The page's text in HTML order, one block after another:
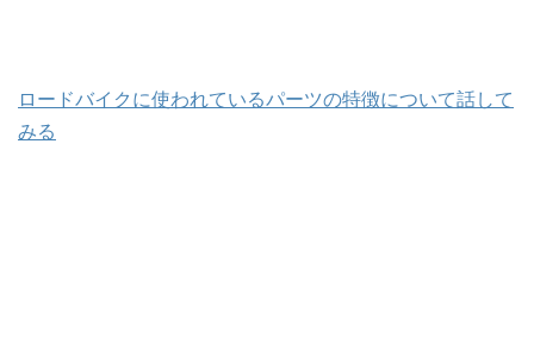
ロードバイクに使われているパーツの特徴について話して
みる